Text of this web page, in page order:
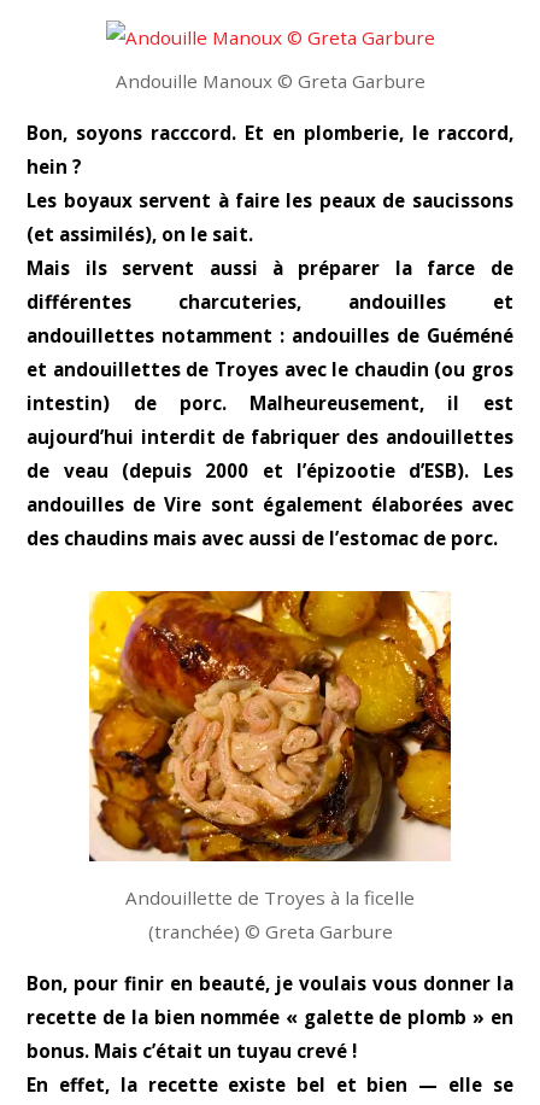
Andouille Manoux © Greta Garbure
Bon, soyons racccord. Et en plomberie, le raccord,
hein ?
Les boyaux servent à faire les peaux de saucissons
(et assimilés), on le sait.
Mais ils servent aussi à préparer la farce de
différentes charcuteries, andouilles et
andouillettes notamment : andouilles de Guéméné
et andouillettes de Troyes avec le chaudin (ou gros
intestin) de porc. Malheureusement, il est
aujourd’hui interdit de fabriquer des andouillettes
de veau (depuis 2000 et l’épizootie d’ESB). Les
andouilles de Vire sont également élaborées avec
des chaudins mais avec aussi de l’estomac de porc.
Andouillette de Troyes à la ficelle
(tranchée) © Greta Garbure
Bon, pour finir en beauté, je voulais vous donner la
recette de la bien nommée « galette de plomb » en
bonus. Mais c’était un tuyau crevé !
En effet, la recette existe bel et bien — elle se